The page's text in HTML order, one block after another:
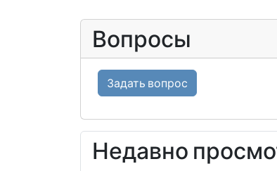
Вопросы
Задать вопрос
Недавно